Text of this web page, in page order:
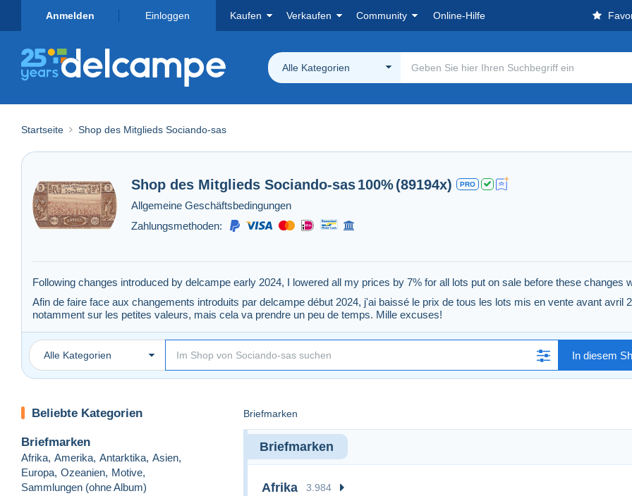
Anmelden Einloggen Kaufen Verkaufen Community Online-Hilfe
Alle Kategorien
Startseite Shop des Mitglieds Sociando-sas
Shop des Mitglieds Sociando-sas100%(89194x) PRO
Allgemeine Geschäftsbedingungen
Zahlungsmethoden:
Following changes introduced by delcampe early 2024, I lowered all my prices by 7% for all lots put on sale before these changes
Afin de faire face aux changements introduits par delcampe début 2024, j'ai baissé le prix de tous les lots mis en vente avant avril
notamment sur les petites valeurs, mais cela va prendre un peu de temps. Mille excuses!
Alle Kategorien In diesem
Beliebte Kategorien
Briefmarken
Afrika, Amerika, Antarktika, Asien,
Europa, Ozeanien, Motive,
Sammlungen (ohne Album)
Briefmarken
Briefmarken
Afrika 3.984